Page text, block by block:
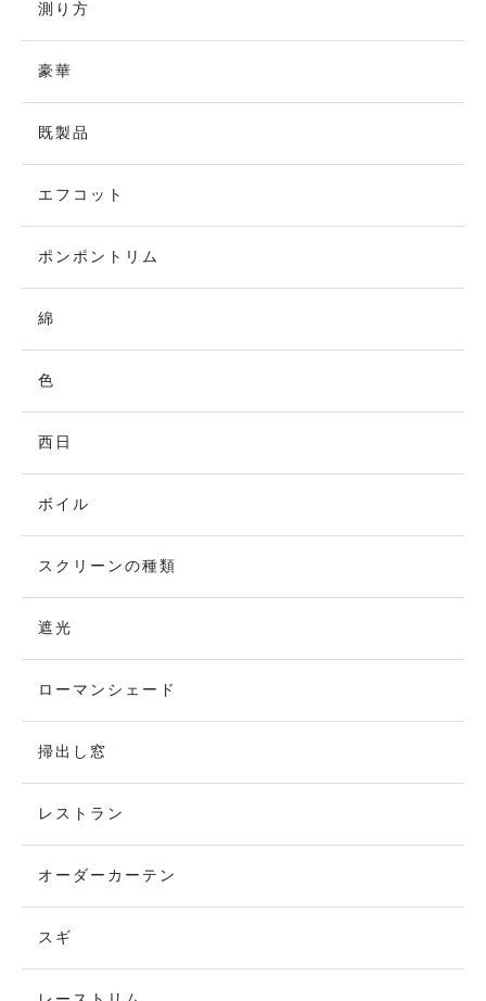
測り方
豪華
既製品
エフコット
ポンポントリム
綿
色
西日
ボイル
スクリーンの種類
遮光
ローマンシェード
掃出し窓
レストラン
オーダーカーテン
スギ